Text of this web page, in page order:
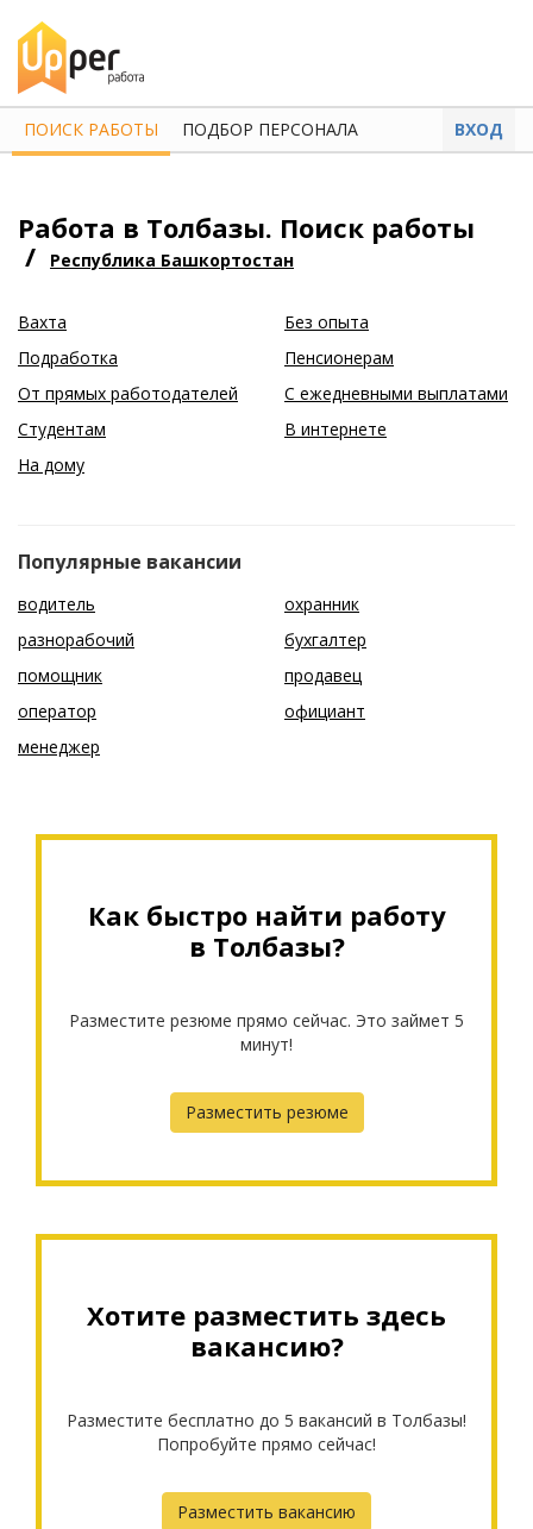
ПОИСК РАБОТЫ ПОДБОР ПЕРСОНАЛА ВХОД
Работа в Толбазы. Поиск работы
/
Республика Башкортостан
Вахта
Без опыта
Подработка
Пенсионерам
От прямых работодателей
С ежедневными выплатами
Студентам
В интернете
На дому
Популярные вакансии
водитель
охранник
разнорабочий
бухгалтер
помощник
продавец
оператор
официант
менеджер
Как быстро найти работу
в Толбазы?
Разместите резюме прямо сейчас. Это займет 5
минут!
Разместить резюме
Хотите разместить здесь
вакансию?
Разместите бесплатно до 5 вакансий в Толбазы!
Попробуйте прямо сейчас!
Разместить вакансию